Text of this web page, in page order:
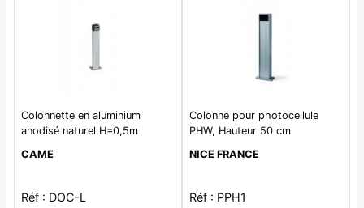
Colonnette en aluminium
anodisé naturel H=0,5m
CAME
Réf : DOC-L
Colonne pour photocellule
PHW, Hauteur 50 cm
NICE FRANCE
Réf : PPH1